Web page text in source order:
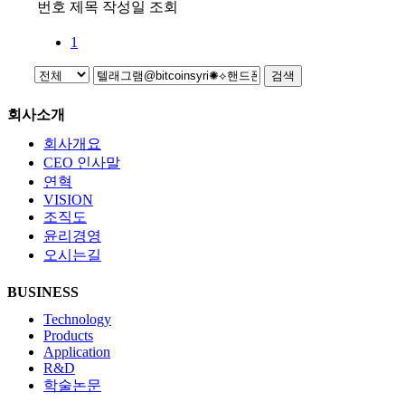
번호 제목 작성일 조회
1
검색
회사소개
회사개요
CEO 인사말
연혁
VISION
조직도
윤리경영
오시는길
BUSINESS
Technology
Products
Application
R&D
학술논문